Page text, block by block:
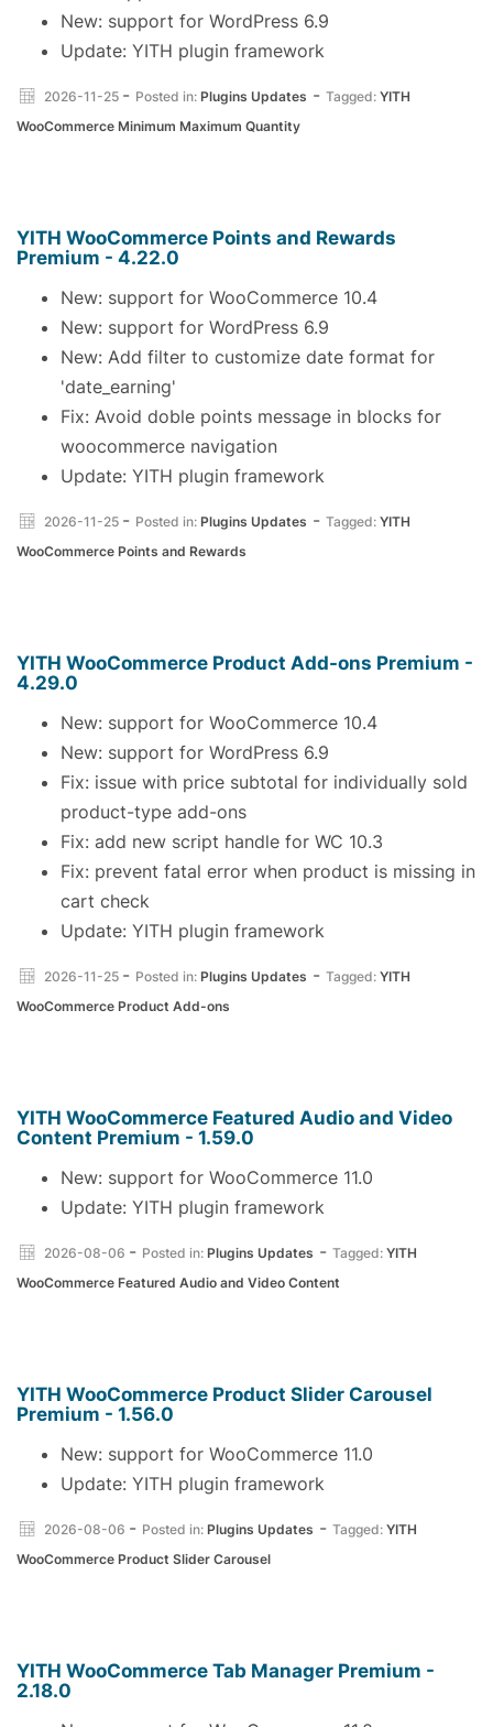
New: support for WordPress 6.9
Update: YITH plugin framework
2026-11-25 - Posted in: Plugins Updates - Tagged: YITH
WooCommerce Minimum Maximum Quantity
YITH WooCommerce Points and Rewards
Premium - 4.22.0
New: support for WooCommerce 10.4
New: support for WordPress 6.9
New: Add filter to customize date format for
'date_earning'
Fix: Avoid doble points message in blocks for
woocommerce navigation
Update: YITH plugin framework
2026-11-25 - Posted in: Plugins Updates - Tagged: YITH
WooCommerce Points and Rewards
YITH WooCommerce Product Add-ons Premium -
4.29.0
New: support for WooCommerce 10.4
New: support for WordPress 6.9
Fix: issue with price subtotal for individually sold
product-type add-ons
Fix: add new script handle for WC 10.3
Fix: prevent fatal error when product is missing in
cart check
Update: YITH plugin framework
2026-11-25 - Posted in: Plugins Updates - Tagged: YITH
WooCommerce Product Add-ons
YITH WooCommerce Featured Audio and Video
Content Premium - 1.59.0
New: support for WooCommerce 11.0
Update: YITH plugin framework
2026-08-06 - Posted in: Plugins Updates - Tagged: YITH
WooCommerce Featured Audio and Video Content
YITH WooCommerce Product Slider Carousel
Premium - 1.56.0
New: support for WooCommerce 11.0
Update: YITH plugin framework
2026-08-06 - Posted in: Plugins Updates - Tagged: YITH
WooCommerce Product Slider Carousel
YITH WooCommerce Tab Manager Premium -
2.18.0